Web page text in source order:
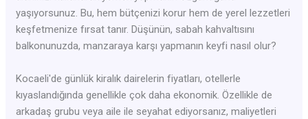
yaşıyorsunuz. Bu, hem bütçenizi korur hem de yerel lezzetleri
keşfetmenize fırsat tanır. Düşünün, sabah kahvaltısını
balkonunuzda, manzaraya karşı yapmanın keyfi nasıl olur?
Kocaeli'de günlük kiralık dairelerin fiyatları, otellerle
kıyaslandığında genellikle çok daha ekonomik. Özellikle de
arkadaş grubu veya aile ile seyahat ediyorsanız, maliyetleri